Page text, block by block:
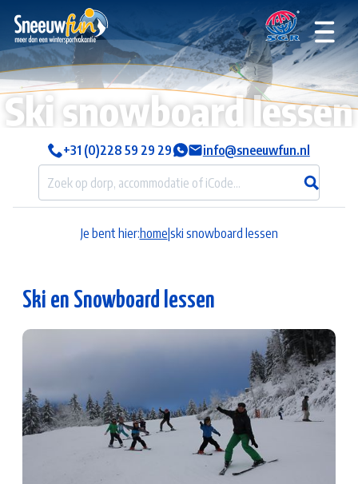
Ski snowboard lessen
+31 (0)228 59 29 29 info@sneeuwfun.nl
Je bent hier:home ski snowboard lessen
Ski en Snowboard lessen